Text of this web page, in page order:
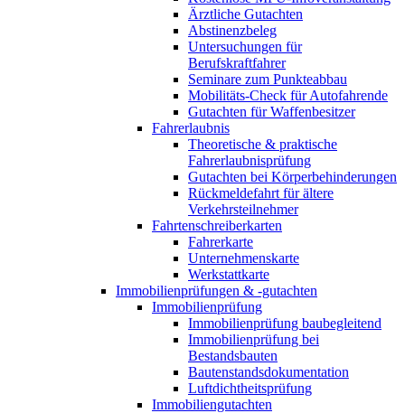
Ärztliche Gutachten
Abstinenzbeleg
Untersuchungen für
Berufskraftfahrer
Seminare zum Punkteabbau
Mobilitäts-Check für Autofahrende
Gutachten für Waffenbesitzer
Fahrerlaubnis
Theoretische & praktische
Fahrerlaubnisprüfung
Gutachten bei Körperbehinderungen
Rückmeldefahrt für ältere
Verkehrsteilnehmer
Fahrtenschreiberkarten
Fahrerkarte
Unternehmenskarte
Werkstattkarte
Immobilienprüfungen & -gutachten
Immobilienprüfung
Immobilienprüfung baubegleitend
Immobilienprüfung bei
Bestandsbauten
Bautenstandsdokumentation
Luftdichtheitsprüfung
Immobiliengutachten